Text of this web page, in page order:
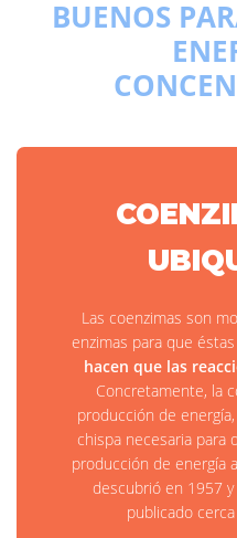
BUENOS
Las coenzimas son
enzimas para que
hacen que las
Concretamente, la
producción de
chispa necesaria para
producción de energía
descubrió en 1957
publicado